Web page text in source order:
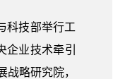
科技部举行工
业技术牵引
略研究院，